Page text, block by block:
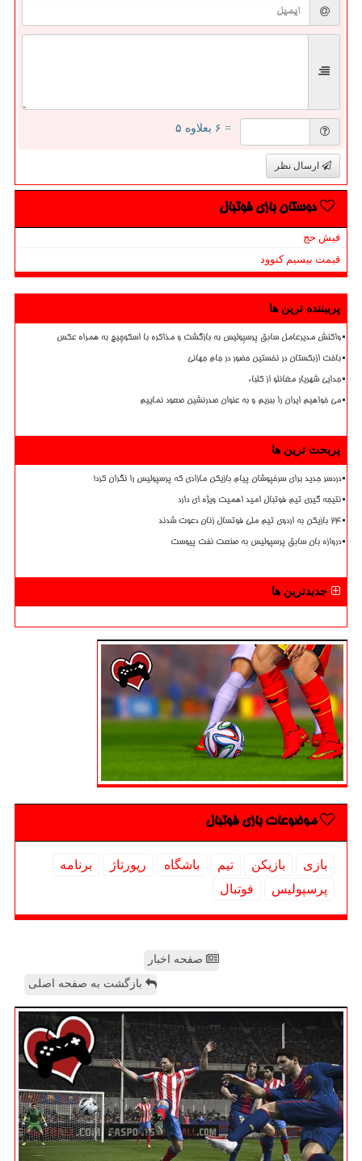
= ۶ بعلاوه ۵
ارسال نظر
دوستان بازی فوتبال
فیش حج
قیمت بیسیم کنوود
پربیننده ترین ها
واکنش مدیرعامل سابق پرسپولیس به بازگشت و مذاکره با اسکوچیچ به همراه عکس
باخت ازبکستان در نخستین حضور در جام جهانی
جدایی شهریار مغانلو از کلباء
می خواهیم ایران را ببریم و به عنوان صدرنشین صعود نماییم
پربحث ترین ها
دردسر جدید برای سرخپوشان پیام بازیکن مازادی که پرسپولیس را نگران کرد!
نتیجه گیری تیم فوتبال امید اهمیت ویژه ای دارد
۲۴ بازیکن به اردوی تیم ملی فوتسال زنان دعوت شدند
دروازه بان سابق پرسپولیس به صنعت نفت پیوست
جدیدترین ها
موضوعات بازی فوتبال
بازی بازیكن تیم باشگاه رپورتاژ
برنامه
پرسپولیس
فوتبال
صفحه اخبار
بازگشت به صفحه اصلی